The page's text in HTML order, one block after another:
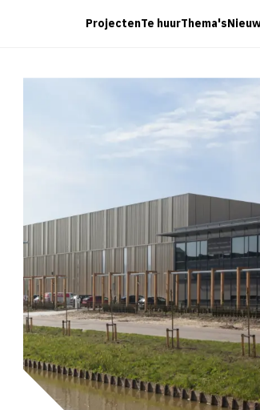
ProjectenTe huurThema's